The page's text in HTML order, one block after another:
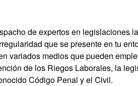
de expertos en legislaciones
que se presente en tu
variados medios que pueden
de los Riegos Laborales, la
Código Penal y el Civil.